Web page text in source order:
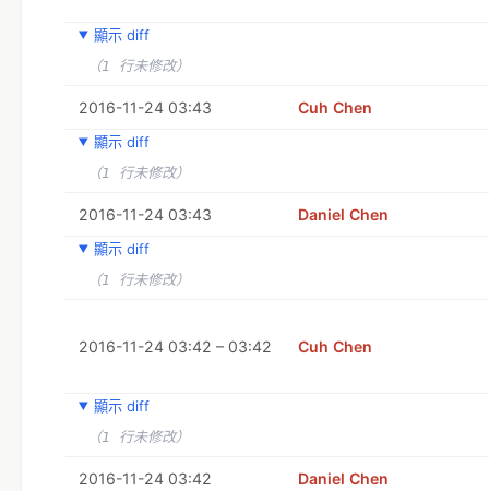
顯示 diff
（1 行未修改）
2016-11-24 03:43 Cuh Chen
顯示 diff
（1 行未修改）
2016-11-24 03:43 Daniel Chen
顯示 diff
（1 行未修改）
2016-11-24 03:42 – 03:42 Cuh Chen
顯示 diff
（1 行未修改）
2016-11-24 03:42 Daniel Chen